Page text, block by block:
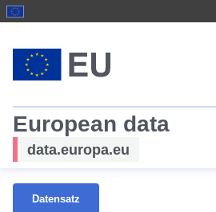
European data
data.europa.eu
Datensatz